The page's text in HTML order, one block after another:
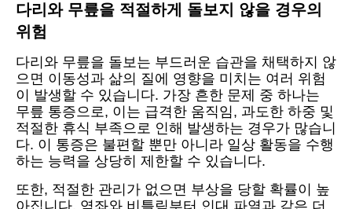
다리와 무릎을 적절하게 돌보지 않을 경우의
위험
다리와 무릎을 돌보는 부드러운 습관을 채택하지 않
으면 이동성과 삶의 질에 영향을 미치는 여러 위험
이 발생할 수 있습니다. 가장 흔한 문제 중 하나는
무릎 통증으로, 이는 급격한 움직임, 과도한 하중 및
적절한 휴식 부족으로 인해 발생하는 경우가 많습니
다. 이 통증은 불편할 뿐만 아니라 일상 활동을 수행
하는 능력을 상당히 제한할 수 있습니다.
또한, 적절한 관리가 없으면 부상을 당할 확률이 높
아집니다. 염좌와 비틀림부터 인대 파열과 같은 더